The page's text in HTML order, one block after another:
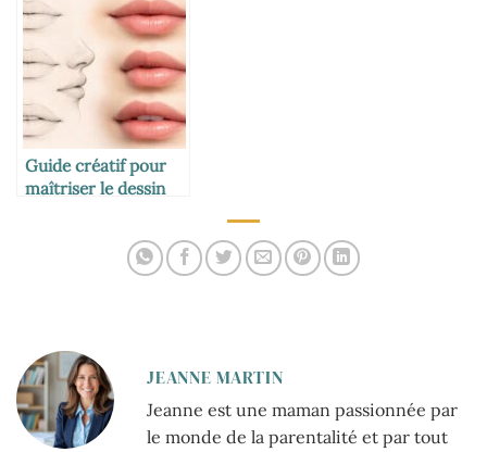
Guide créatif pour
maîtriser le dessin
JEANNE MARTIN
Jeanne est une maman passionnée par
le monde de la parentalité et par tout